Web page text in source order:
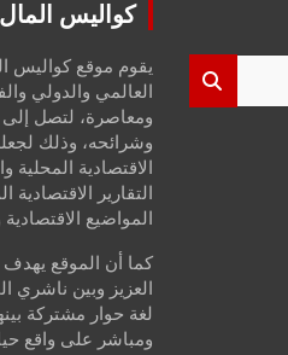
كواليس المال
يقوم موقع كواليس
العالمي والدولي
ومعاصرة، لتصل إلى
وشرائحه، وذلك
الاقتصادية المحلية
التقارير
المواضيع الاقتصادية
كما أن الموقع يهدف
العزيز وبين ناشري
لغة حوار مشتركة
ومباشر على واقع